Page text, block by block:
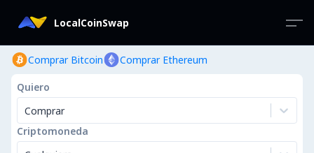
LocalCoinSwap
Comprar Bitcoin Comprar Ethereum
Quiero
Comprar
Criptomoneda